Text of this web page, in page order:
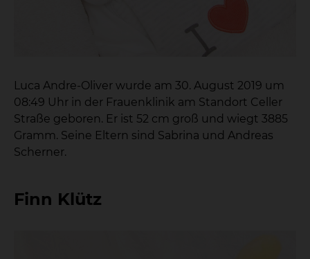
Luca Andre-Oliver wurde am 30. August 2019 um
08:49 Uhr in der Frauenklinik am Standort Celler
Straße geboren. Er ist 52 cm groß und wiegt 3885
Gramm. Seine Eltern sind Sabrina und Andreas
Scherner.
Finn Klütz